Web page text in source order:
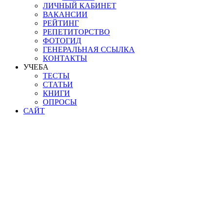
ЛИЧНЫЙ КАБИНЕТ
ВАКАНСИИ
РЕЙТИНГ
РЕПЕТИТОРСТВО
ФОТОГИД
ГЕНЕРАЛЬНАЯ ССЫЛКА
КОНТАКТЫ
УЧЕБА
ТЕСТЫ
СТАТЬИ
КНИГИ
ОПРОСЫ
САЙТ